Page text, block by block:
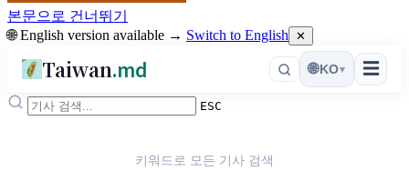
본문으로 건너뛰기
🌐 English version available → Switch to English ✕
Taiwan.md ☰
🌐KO▾
ESC
키워드로 모든 기사 검색